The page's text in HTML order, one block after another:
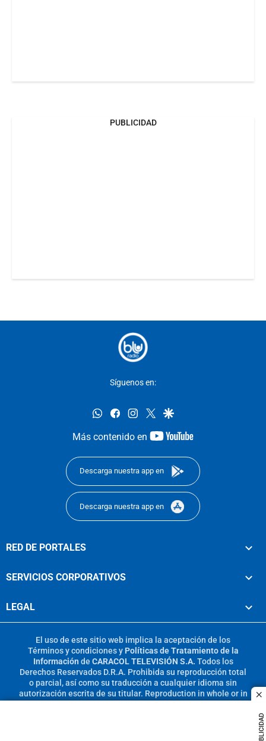
PUBLICIDAD
PUBLICIDAD
Síguenos en:
whatsappfacebookinstagram
twittergoogle
Más contenido en
youtube-
Descarga nuestra app en
Descarga nuestra app en
RED DE PORTALES
SERVICIOS CORPORATIVOS
LEGAL
El uso de este sitio web implica la aceptación de los
Términos y condicionesy Políticas de Tratamiento de la
Información de CARACOL TELEVISIÓN S.A. Todos los
Derechos Reservados D.R.A. Prohibida su reproducción total
o parcial, así como su traducción a cualquier idioma sin
autorización escrita de su titular. Reproduction in whole or in